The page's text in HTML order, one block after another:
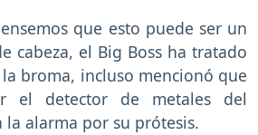
que esto puede ser un
cabeza, el Big Boss ha tratado
broma, incluso mencionó que
el detector de metales del
alarma por su prótesis.